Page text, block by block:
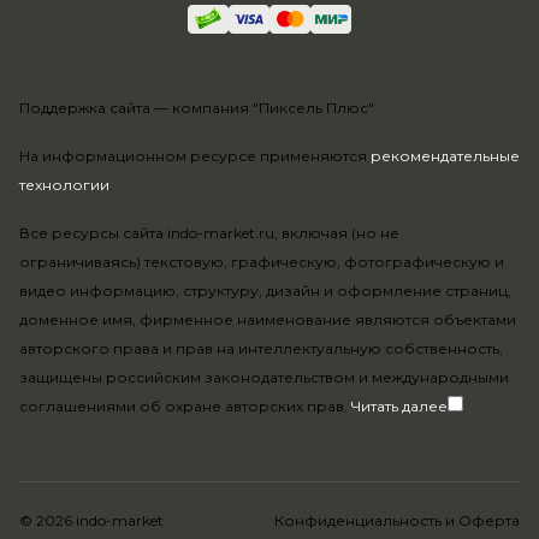
На информационном ресурсе применяются рекомендательные
технологии.
Все ресурсы сайта indo-market.ru, включая (но не
ограничиваясь) текстовую, графическую, фотографическую и
видео информацию, структуру, дизайн и оформление страниц,
доменное имя, фирменное наименование являются объектами
авторского права и прав на интеллектуальную собственность,
защищены российским законодательством и международными
соглашениями об охране авторских прав. Читать далее
Поддержка сайта — компания "Пиксель Плюс"
© 2026 indo-market Конфиденциальность и Оферта